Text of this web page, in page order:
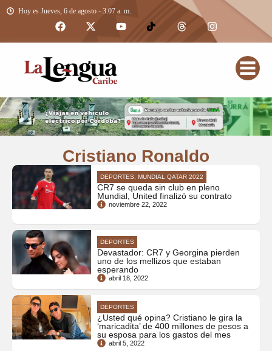
Hoy es Jueves, 6 de agosto - 3:07 a. m.
Cristiano Ronaldo
DEPORTES, MUNDIAL QATAR 2022
CR7 se queda sin club en pleno
Mundial, United finalizó su contrato
noviembre 22, 2022
DEPORTES
Devastador: CR7 y Georgina pierden
uno de los mellizos que estaban
esperando
abril 18, 2022
DEPORTES
¿Usted qué opina? Cristiano le gira la
‘maricadita’ de 400 millones de pesos a
su esposa para los gastos del mes
abril 5, 2022